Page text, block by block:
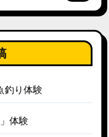
釣り体験
体験